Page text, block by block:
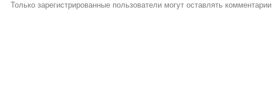
Только зарегистрированные пользователи могут оставлять комментарии